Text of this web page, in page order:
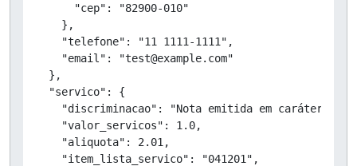
      "cep": "82900-010"
    },
    "telefone": "11 1111-1111",
    "email": "test@example.com"
  },
  "servico": {
"discriminacao": "Nota emitida em caráter de
    "valor_servicos": 1.0,
    "aliquota": 2.01,
    "item_lista_servico": "041201",